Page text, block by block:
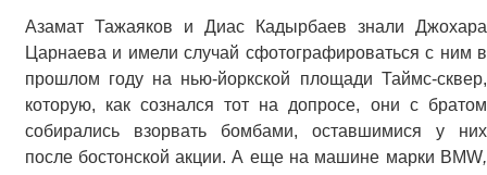
Азамат Тажаяков и Диас Кадырбаев
знали Джохара
Царнаева и имели случай сфотографироваться с ним в
прошлом году на нью-йоркской площади Таймс-сквер,
которую, как сознался тот на допросе, они с братом
собирались взорвать бомбами, оставшимися у них
после бостонской акции. А еще на машине марки BMW,